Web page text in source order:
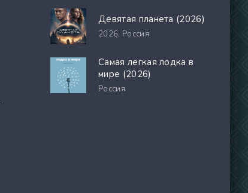
Девятая планета (2026)
2026, Россия
Самая легкая лодка в
мире (2026)
Россия